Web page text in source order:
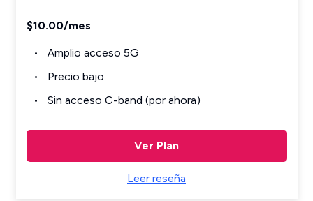
$10.00/mes
Amplio acceso 5G
Precio bajo
Sin acceso C-band (por ahora)
Ver Plan
Leer reseña